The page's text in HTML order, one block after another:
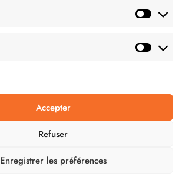
Accepter
Refuser
Enregistrer les préférences
CONDITION GÉNÉRALES DE VENTES